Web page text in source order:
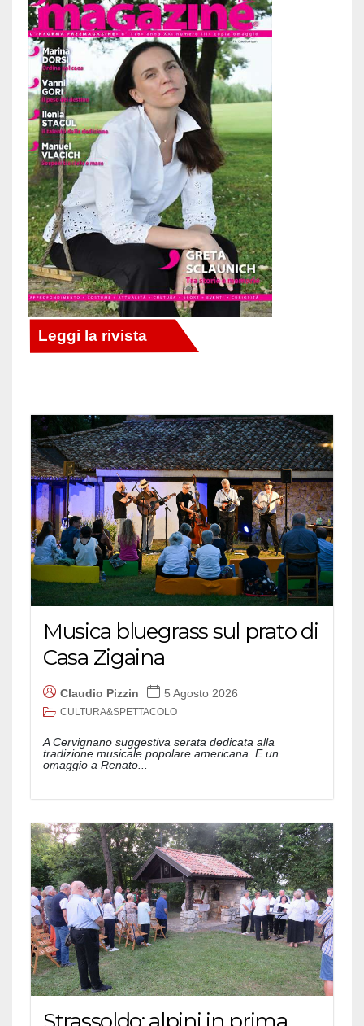
Musica bluegrass sul prato di
Casa Zigaina
Claudio Pizzin 5 Agosto 2026
CULTURA&SPETTACOLO
A Cervignano suggestiva serata dedicata alla
tradizione musicale popolare americana. E un
omaggio a Renato...